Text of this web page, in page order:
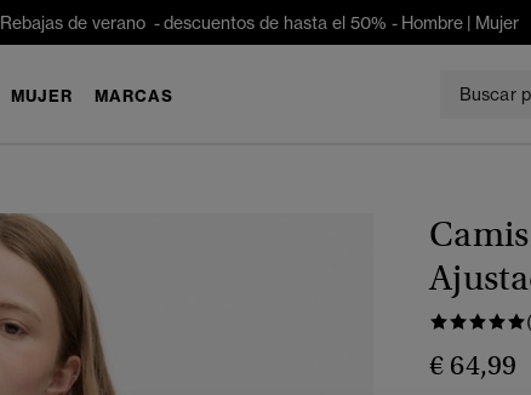
Rebajas de verano - descuentos de hasta el 50% - Hombre | Mujer
MUJER MARCAS
€ 64,99